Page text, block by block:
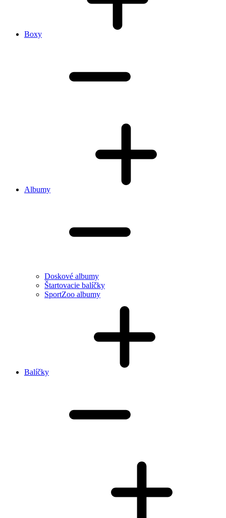
Boxy
Albumy
Doskové albumy
Štartovacie balíčky
SportZoo albumy
Balíčky